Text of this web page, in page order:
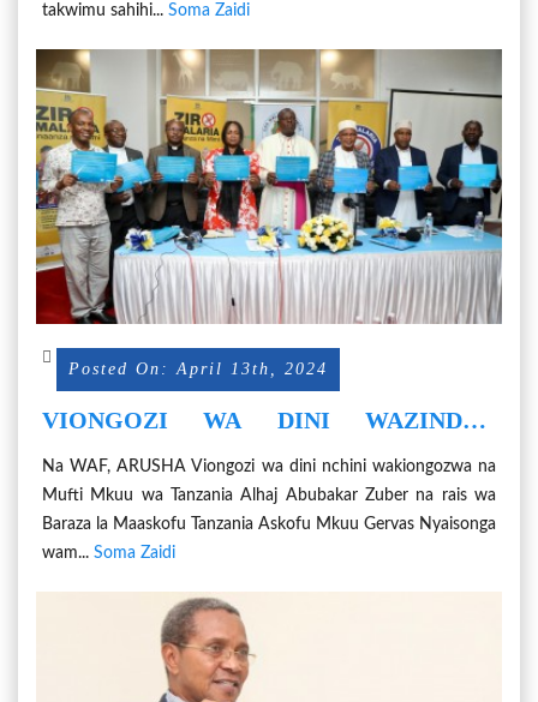
takwimu sahihi... Soma Zaidi
Posted On: April 13th, 2024
VIONGOZI WA DINI WAZINDUA
NCHINI
Na WAF, ARUSHA Viongozi wa dini nchini wakiongozwa na
Mufti Mkuu wa Tanzania Alhaj Abubakar Zuber na rais wa
Baraza la Maaskofu Tanzania Askofu Mkuu Gervas Nyaisonga
wam... Soma Zaidi